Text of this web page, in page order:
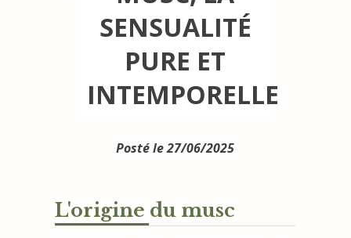
SENSUALITÉ
PURE ET
INTEMPORELLE
Posté le 27/06/2025
L'origine du musc